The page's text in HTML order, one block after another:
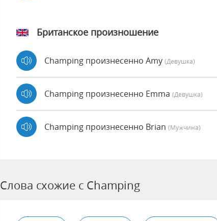
Британское произношение
Champing произнесенно Amy (девушка)
Champing произнесенно Emma (девушка)
Champing произнесенно Brian (мужчина)
Слова схожие с Champing